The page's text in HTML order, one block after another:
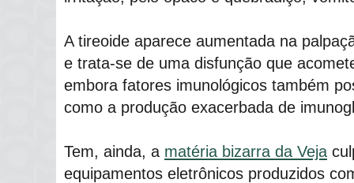
A tireoide aparece aumentada na
e trata-se de uma disfunção que
embora fatores imunológicos também
como a produção exacerbada de
Tem, ainda, a matéria bizarra da Veja
equipamentos eletrônicos produzidos